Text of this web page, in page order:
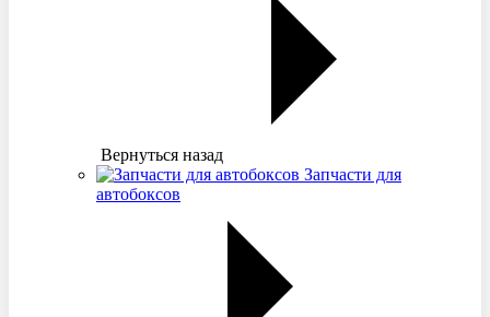
Вернуться назад
Запчасти для
автобоксов